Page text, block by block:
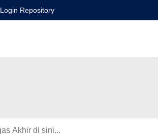
Login Repository